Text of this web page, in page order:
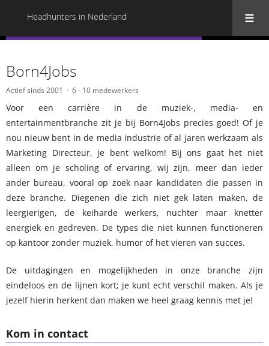
Headhunters in Nederland
Kom in contact
Born4Jobs
Actief sinds 2001 6 - 10 medewerkers
Voor een carrière in de muziek-, media- en
entertainmentbranche zit je bij Born4Jobs precies goed! Of je
nou nieuw bent in de media industrie of al jaren werkzaam als
Marketing Directeur, je bent welkom! Bij ons gaat het niet
alleen om je scholing of ervaring, wij zijn, meer dan ieder
ander bureau, vooral op zoek naar kandidaten die passen in
deze branche. Diegenen die zich niet gek laten maken, de
leergierigen, de keiharde werkers, nuchter maar knetter
energiek en gedreven. De types die niet kunnen functioneren
op kantoor zonder muziek, humor of het vieren van succes.
De uitdagingen en mogelijkheden in onze branche zijn
eindeloos en de lijnen kort; je kunt echt verschil maken. Als je
jezelf hierin herkent dan maken we heel graag kennis met je!